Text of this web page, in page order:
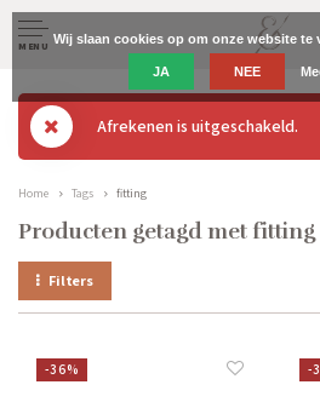
MENU
Afrekenen is uitgeschakeld.
Home Tags fitting
Producten getagd met fitting
Filters
-36% -
Wij slaan cookies op om onze website te
JA NEE